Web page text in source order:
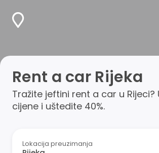
Rent a car Rijeka
Tražite jeftini rent a car u
cijene i uštedite 40%.
Lokacija preuzimanja